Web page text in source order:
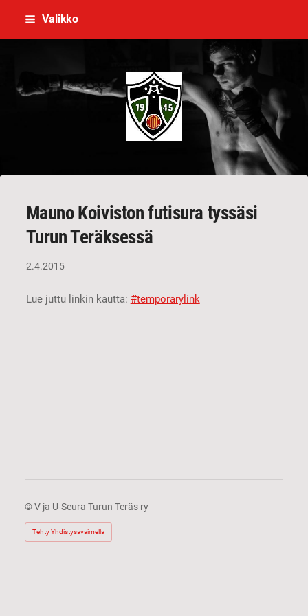
Siirry
Valikko
V ja U-Seura Turun Teräs ry
Mauno Koiviston futisura tyssäsi
Turun Teräksessä
2.4.2015
Lue juttu linkin kautta: #temporarylink
©V ja U-Seura Turun Teräs ry
Tehty Yhdistysavaimella